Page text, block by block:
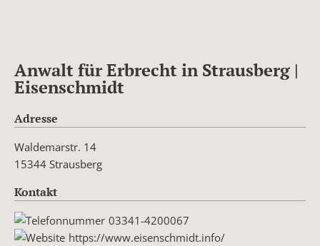
Anwalt für Erbrecht in Strausberg |
Eisenschmidt
Adresse
Waldemarstr. 14
15344 Strausberg
Kontakt
03341-4200067
https://www.eisenschmidt.info/